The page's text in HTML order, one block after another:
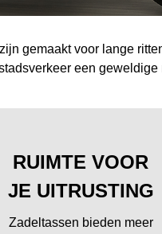
gemaakt voor lange
een geweldige
RUIMTE VOOR
JE UITRUSTING
Zadeltassen bieden meer